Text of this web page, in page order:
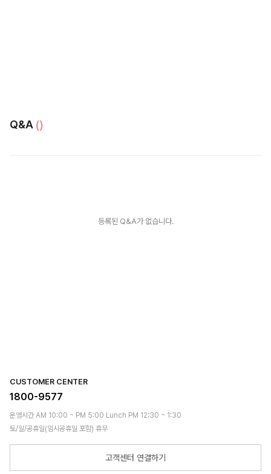
Q&A ()
등록된 Q&A가 없습니다.
CUSTOMER CENTER
1800-9577
운영시간 AM 10:00 ~ PM 5:00 Lunch PM 12:30 ~ 1:30
토/일/공휴일(임시공휴일 포함) 휴무
고객센터 연결하기